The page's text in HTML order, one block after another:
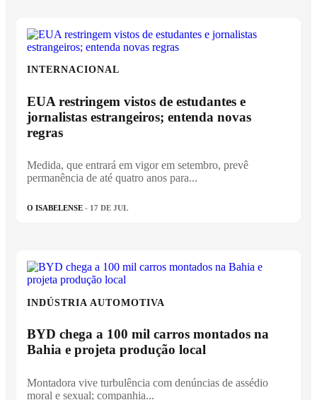
INTERNACIONAL
EUA restringem vistos de estudantes e
jornalistas estrangeiros; entenda novas
regras
Medida, que entrará em vigor em setembro, prevê
permanência de até quatro anos para...
O ISABELENSE - 17 DE JUL
INDÚSTRIA AUTOMOTIVA
BYD chega a 100 mil carros montados na
Bahia e projeta produção local
Montadora vive turbulência com denúncias de assédio
moral e sexual; companhia...